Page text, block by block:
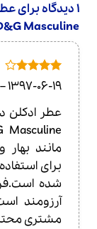
1 دیدگاه برای
Masculine
امتیاز4
از 5
–1397-06-19
مانند
برای
شده
آرزومند
مشتری